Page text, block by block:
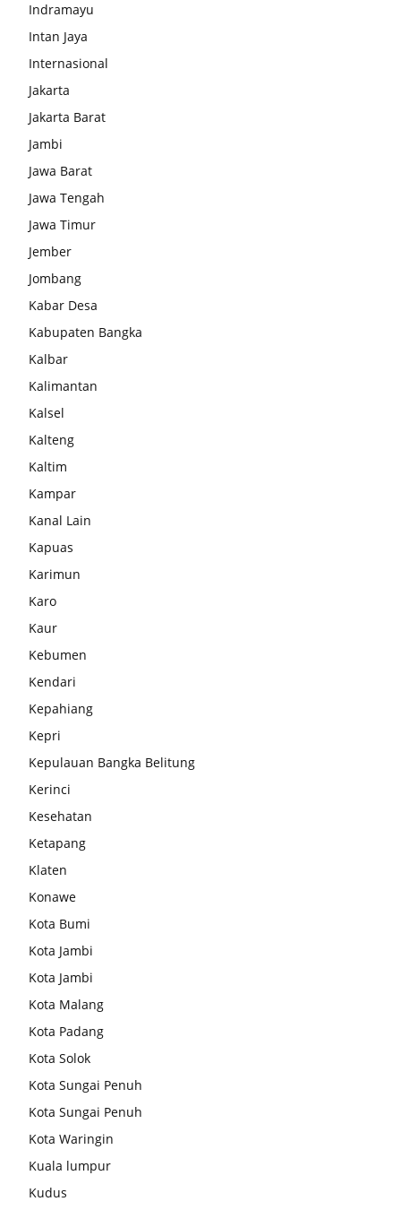
Indramayu
Intan Jaya
Internasional
Jakarta
Jakarta Barat
Jambi
Jawa Barat
Jawa Tengah
Jawa Timur
Jember
Jombang
Kabar Desa
Kabupaten Bangka
Kalbar
Kalimantan
Kalsel
Kalteng
Kaltim
Kampar
Kanal Lain
Kapuas
Karimun
Karo
Kaur
Kebumen
Kendari
Kepahiang
Kepri
Kepulauan Bangka Belitung
Kerinci
Kesehatan
Ketapang
Klaten
Konawe
Kota Bumi
Kota Jambi
Kota Jambi
Kota Malang
Kota Padang
Kota Solok
Kota Sungai Penuh
Kota Sungai Penuh
Kota Waringin
Kuala lumpur
Kudus